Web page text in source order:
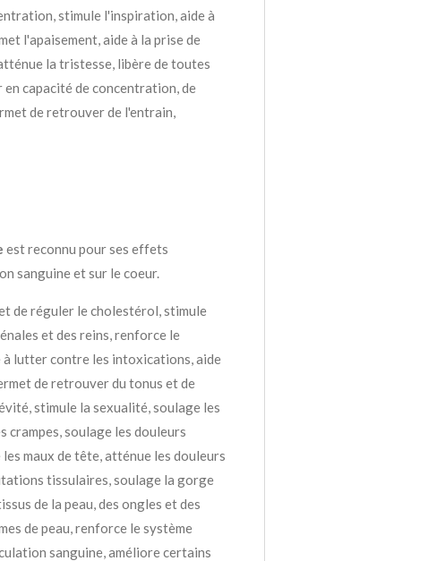
stimule l'inspiration, aide à
l'apaisement, aide à la prise de
la tristesse, libère de toutes
en capacité de concentration, de
de retrouver de l'entrain,
est reconnu pour ses effets
sanguine et sur le coeur.
de réguler le cholestérol, stimule
et des reins, renforce le
à lutter contre les intoxications, aide
de retrouver du tonus et de
stimule la sexualité, soulage les
crampes, soulage les douleurs
maux de tête, atténue les douleurs
tissulaires, soulage la gorge
de la peau, des ongles et des
de peau, renforce le système
sanguine, améliore certains